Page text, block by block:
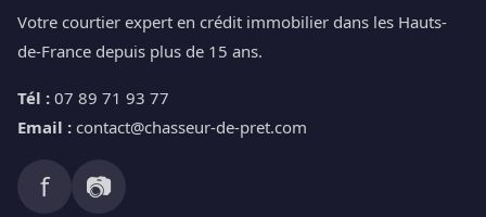
Votre courtier expert en crédit immobilier dans les Hauts-
de-France depuis plus de 15 ans.
Tél : 07 89 71 93 77
Email : contact@chasseur-de-pret.com
f 📷